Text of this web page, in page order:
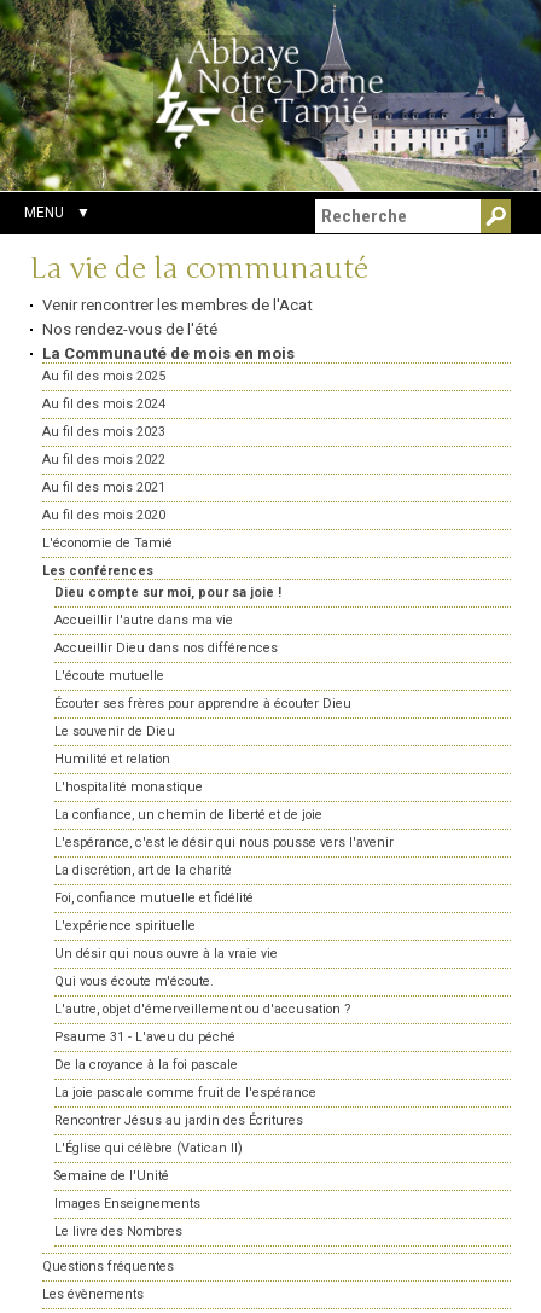
Aller
au
contenu.
|
Aller
à
la
navigation
Outils
personnels
Chercher par
Recherche
avancée…
MENU
Navigation
La vie de la communauté
Venir rencontrer les membres de l'Acat
Nos rendez-vous de l'été
La Communauté de mois en mois
Au fil des mois 2025
Au fil des mois 2024
Au fil des mois 2023
Au fil des mois 2022
Au fil des mois 2021
Au fil des mois 2020
L'économie de Tamié
Les conférences
Dieu compte sur moi, pour sa joie !
Accueillir l'autre dans ma vie
Accueillir Dieu dans nos différences
L'écoute mutuelle
Écouter ses frères pour apprendre à écouter Dieu
Le souvenir de Dieu
Humilité et relation
L'hospitalité monastique
La confiance, un chemin de liberté et de joie
L'espérance, c'est le désir qui nous pousse vers l'avenir
La discrétion, art de la charité
Foi, confiance mutuelle et fidélité
L'expérience spirituelle
Un désir qui nous ouvre à la vraie vie
Qui vous écoute m'écoute.
L'autre, objet d'émerveillement ou d'accusation ?
Psaume 31 - L'aveu du péché
De la croyance à la foi pascale
La joie pascale comme fruit de l'espérance
Rencontrer Jésus au jardin des Écritures
L'Église qui célèbre (Vatican II)
Semaine de l'Unité
Images Enseignements
Le livre des Nombres
Questions fréquentes
Les évènements